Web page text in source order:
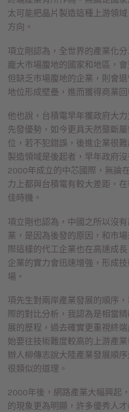
太可能把晶片製造這種上游領
方向。
項立剛認為，全世界的產業化
龐大市場腹地的國家和地區，
但缺乏市場腹地的企業，則會
地位形成壁壘，進而獲得商業回
他也說，台積電早年獲政府大
先發優勢，如今更具天然壟斷
位，若不犯錯誤，後進企業很
製造領域是後起者，早年政府
2000年成立的中芯國際，無論
力上都與台積電有較大差距，
佳時機。
項立剛也認為，中國之所以沒
業，是因為後發的原因，和市
際這樣的代工企業也在高速成
企業的實力會迅速增強，形成
場。
項先生對兩岸產業發展的順序
際的對比分析，我認為是相當
展的歷程，過去確實更重視終
始要往技術難度較高的上游產
辦人柳傳志說大陸產業發展順
很類似的道理。
2000年後，網路產業大幅興起
的現象更為明顯，許多優秀人